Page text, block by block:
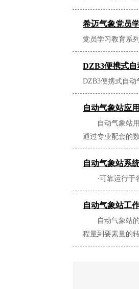
希迈气象党员
党员学习教育系
DZB3便携式
DZB3便携式自
自动气象站应
自动气象站用
通过专业配套的
自动气象站系
·可靠运行于各
自动气象站工
自动气象站的
程量到要素量的